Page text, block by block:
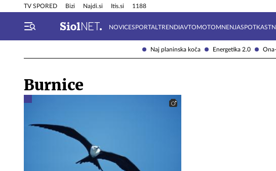
Naj planinska koča Energetika 2.0
TV SPORED Bizi Najdi.si Itis.si 1188
NOVICESPORTAL TRENDIAVTOMOTOMNENJASPOTKAST
Info in obvestila Tehnik
Burnice